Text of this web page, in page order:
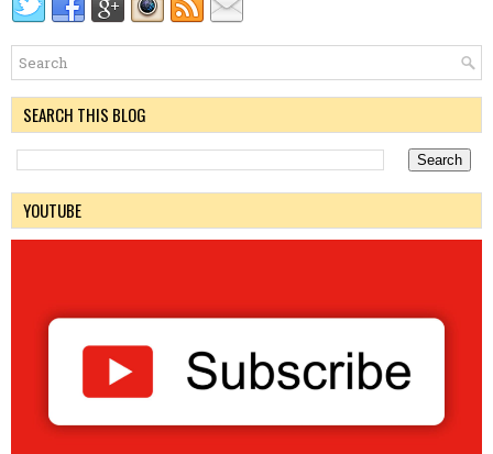
SEARCH THIS BLOG
YOUTUBE